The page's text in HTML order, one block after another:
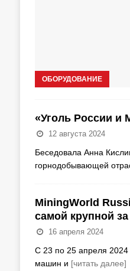
ОБОРУДОВАНИЕ
«Уголь России и
12 августа 2024
Беседовала Анна
горнодобывающей
MiningWorld
самой крупной
16 апреля 2024
C 23 по 25 апреля
машин и [читать далее]